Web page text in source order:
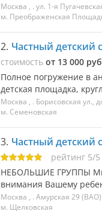
Москва , . ул. 1-я
м. Преображенская
2. Частный детский
стоимость от 13 000
Полное погружение в
детская площадка,
Москва , . Борисовская ул.,
м. Семеновская
3. Частный детский
рейтинг 5/5
НЕБОЛЬШИЕ ГРУППЫ Мы
внимания Вашему
Москва , . Амурская 29 (ВАО)
м. Щелковская